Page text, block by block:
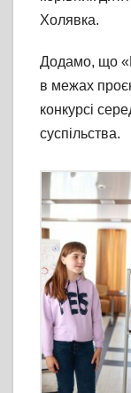
Холявка.
Додамо, що
в межах
конкурсі
суспільства.